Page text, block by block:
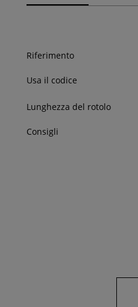
Riferimento
Usa il codice
Lunghezza del rotolo
Consigli